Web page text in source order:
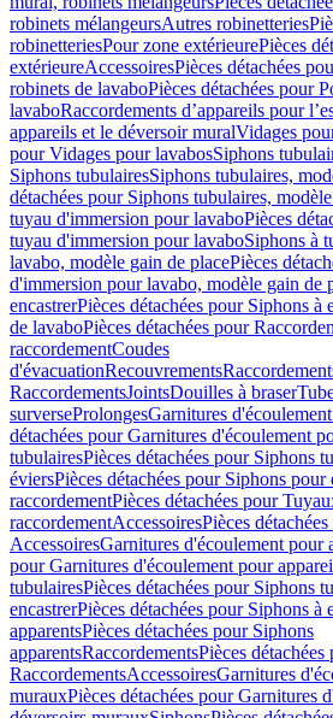
robinets mélangeursAutres robinetteries
robinetteriesPour zone extérieurePièces
extérieureAccessoiresPièces détachées
robinets de lavaboPièces détachées pour
lavaboRaccordements d’appareils pour
appareils et le déversoir muralVidages
pour Vidages pour lavabosSiphons
Siphons tubulairesSiphons tubulaires,
détachées pour Siphons tubulaires,
tuyau d'immersion pour lavaboPièces
tuyau d'immersion pour lavaboSiphons à
lavabo, modèle gain de placePièces
d'immersion pour lavabo, modèle gain de
encastrerPièces détachées pour Siphons à
de lavaboPièces détachées pour
raccordementCoudes
d'évacuationRecouvrements
RaccordementsJointsDouilles à braser
surverseProlongesGarnitures
détachées pour Garnitures d'écoulement
tubulairesPièces détachées pour Siphons
éviersPièces détachées pour Siphons pour
raccordementPièces détachées pour
raccordementAccessoiresPièces
AccessoiresGarnitures d'écoulement pour
pour Garnitures d'écoulement pour
tubulairesPièces détachées pour Siphons
encastrerPièces détachées pour Siphons à
apparentsPièces détachées pour Siphons
apparentsRaccordementsPièces détachées
RaccordementsAccessoiresGarnitures
murauxPièces détachées pour Garnitures